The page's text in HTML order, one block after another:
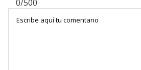
0/500